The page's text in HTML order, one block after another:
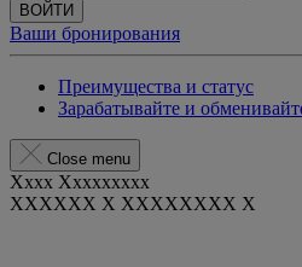
ВОЙТИ
Ваши бронирования
Преимущества и статус
Зарабатывайте и
Close menu
Xxxx Xxxxxxxxx
XXXXXX X XXXXXXXX X